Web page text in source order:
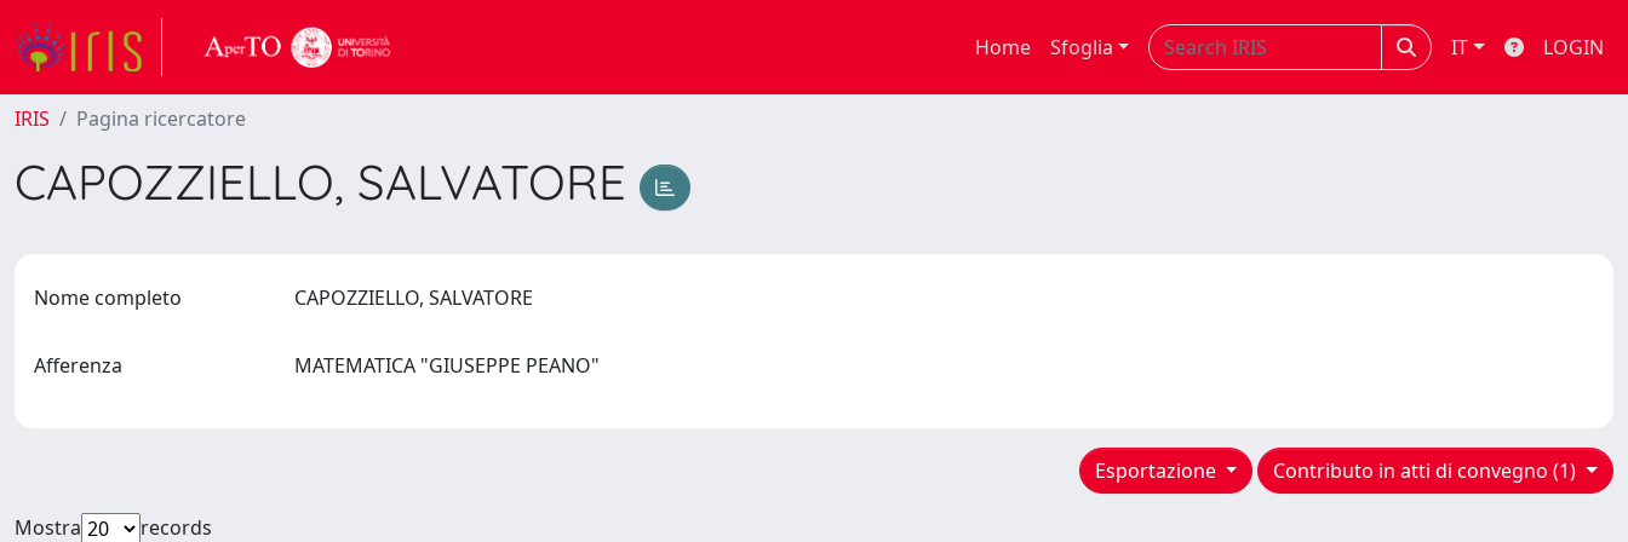
Home Sfoglia IT LOGIN
IRIS Pagina ricercatore
CAPOZZIELLO, SALVATORE
Nome completo CAPOZZIELLO, SALVATORE
Afferenza MATEMATICA "GIUSEPPE PEANO"
Contributo in atti di convegno (1)
Esportazione
Mostra records